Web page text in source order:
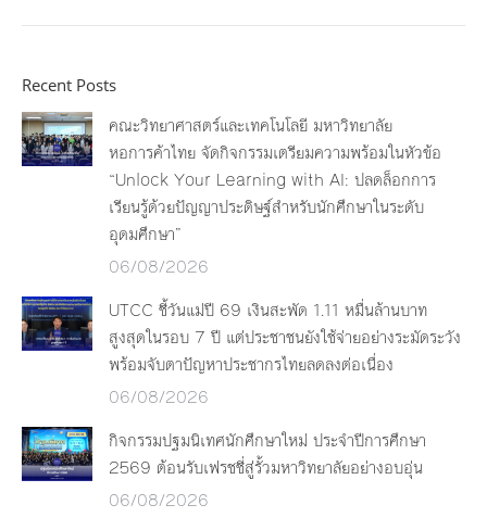
Recent Posts
คณะวิทยาศาสตร์และเทคโนโลยี มหาวิทยาลัย
หอการค้าไทย จัดกิจกรรมเตรียมความพร้อมในหัวข้อ
“Unlock Your Learning with AI: ปลดล็อกการ
เรียนรู้ด้วยปัญญาประดิษฐ์สำหรับนักศึกษาในระดับ
อุดมศึกษา”
06/08/2026
UTCC ชี้วันแม่ปี 69 เงินสะพัด 1.11 หมื่นล้านบาท
สูงสุดในรอบ 7 ปี แต่ประชาชนยังใช้จ่ายอย่างระมัดระวัง
พร้อมจับตาปัญหาประชากรไทยลดลงต่อเนื่อง
06/08/2026
กิจกรรมปฐมนิเทศนักศึกษาใหม่ ประจำปีการศึกษา
2569 ต้อนรับเฟรชชี่สู่รั้วมหาวิทยาลัยอย่างอบอุ่น
06/08/2026